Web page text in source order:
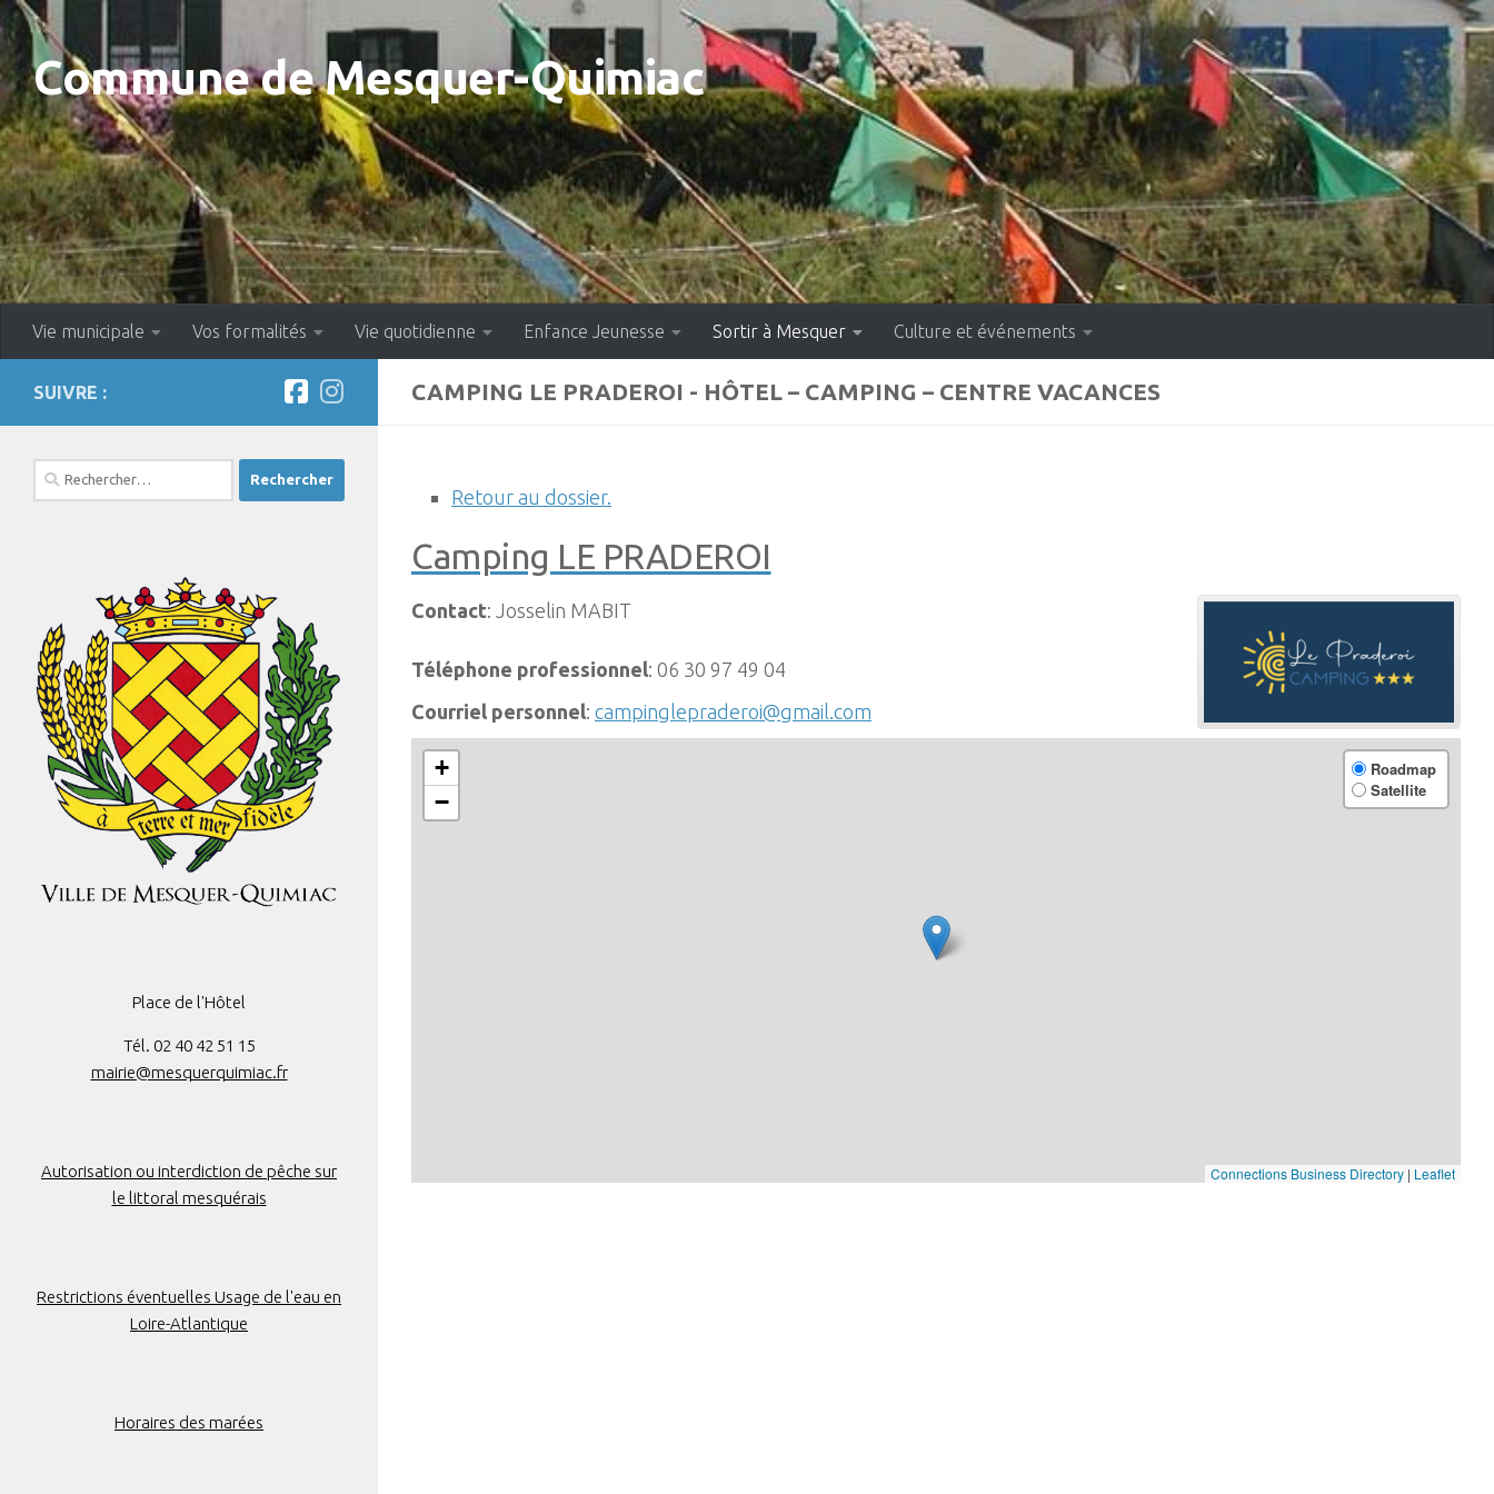
Skip to content
Commune de Mesquer-Quimiac
Vie municipale Vos formalités Vie quotidienne Enfance Jeunesse Sortir à Mesquer Culture et événements
CAMPING LE PRADEROI - HÔTEL – CAMPING – CENTRE VACANCES
Retour au dossier.
Camping LE PRADEROI
Contact: Josselin MABIT
Téléphone professionnel: 06 30 97 49 04
Courriel personnel: campinglepraderoi@gmail.com
+
−
Roadmap
Satellite
Connections Business Directory | Leaflet
SUIVRE :
Rechercher :
Place de l'Hôtel
Tél. 02 40 42 51 15
mairie@mesquerquimiac.fr
Autorisation ou interdiction de pêche sur
le littoral mesquérais
Restrictions éventuelles Usage de l'eau en
Loire-Atlantique
Horaires des marées